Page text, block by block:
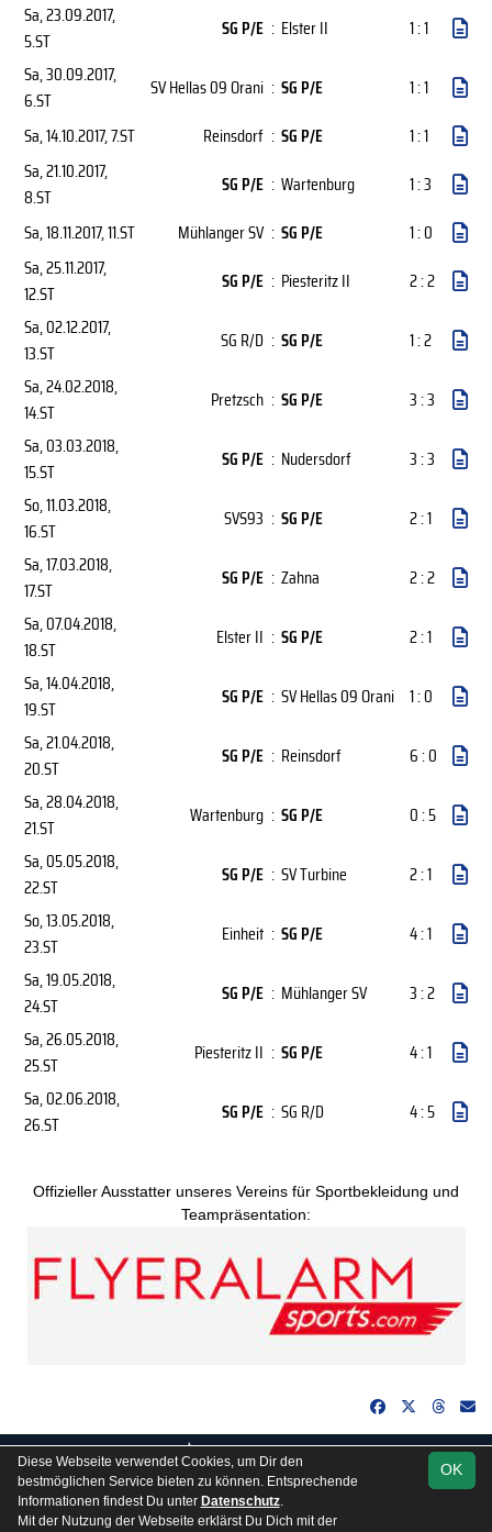
Sa, 23.09.2017,
5.ST
SG P/E : Elster II
1 : 1
Sa, 30.09.2017,
6.ST
SV Hellas 09 Orani : SG P/E
1 : 1
Sa, 14.10.2017, 7.ST Reinsdorf : SG P/E
1 : 1
Sa, 21.10.2017,
8.ST
SG P/E : Wartenburg
1 : 3
Sa, 18.11.2017, 11.ST Mühlanger SV : SG P/E
1 : 0
Sa, 25.11.2017,
12.ST
SG P/E : Piesteritz II
2 : 2
Sa, 02.12.2017,
13.ST
SG R/D : SG P/E
1 : 2
Sa, 24.02.2018,
14.ST
Pretzsch : SG P/E
3 : 3
Sa, 03.03.2018,
15.ST
SG P/E : Nudersdorf
3 : 3
So, 11.03.2018,
16.ST
SVS93 : SG P/E
2 : 1
Sa, 17.03.2018,
17.ST
SG P/E : Zahna
2 : 2
Sa, 07.04.2018,
18.ST
Elster II : SG P/E
2 : 1
Sa, 14.04.2018,
19.ST
SG P/E : SV Hellas 09 Orani 1 : 0
Sa, 21.04.2018,
20.ST
SG P/E : Reinsdorf
6 : 0
Sa, 28.04.2018,
21.ST
Wartenburg : SG P/E
0 : 5
Sa, 05.05.2018,
22.ST
SG P/E : SV Turbine
2 : 1
So, 13.05.2018,
23.ST
Einheit : SG P/E
4 : 1
Sa, 19.05.2018,
24.ST
SG P/E : Mühlanger SV
3 : 2
Sa, 26.05.2018,
25.ST
Piesteritz II : SG P/E
4 : 1
Sa, 02.06.2018,
26.ST
SG P/E : SG R/D 4 : 5
Offizieller Ausstatter unseres Vereins für Sportbekleidung und
Teampräsentation:
soccero.de
Besucherstatistik Kontakt Impressum
OK
Diese Webseite verwendet Cookies, um Dir den
bestmöglichen Service bieten zu können. Entsprechende
Informationen findest Du unter Datenschutz.
Mit der Nutzung der Webseite erklärst Du Dich mit der